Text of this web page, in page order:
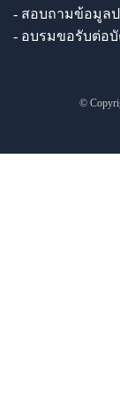
- สอบถามข้อมูล
- อบรมขอรับต่อ
©